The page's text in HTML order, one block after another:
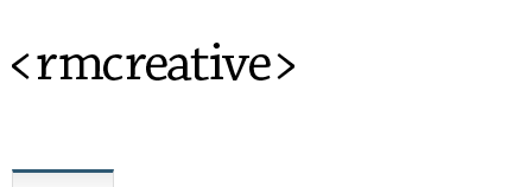
<rmcreative>